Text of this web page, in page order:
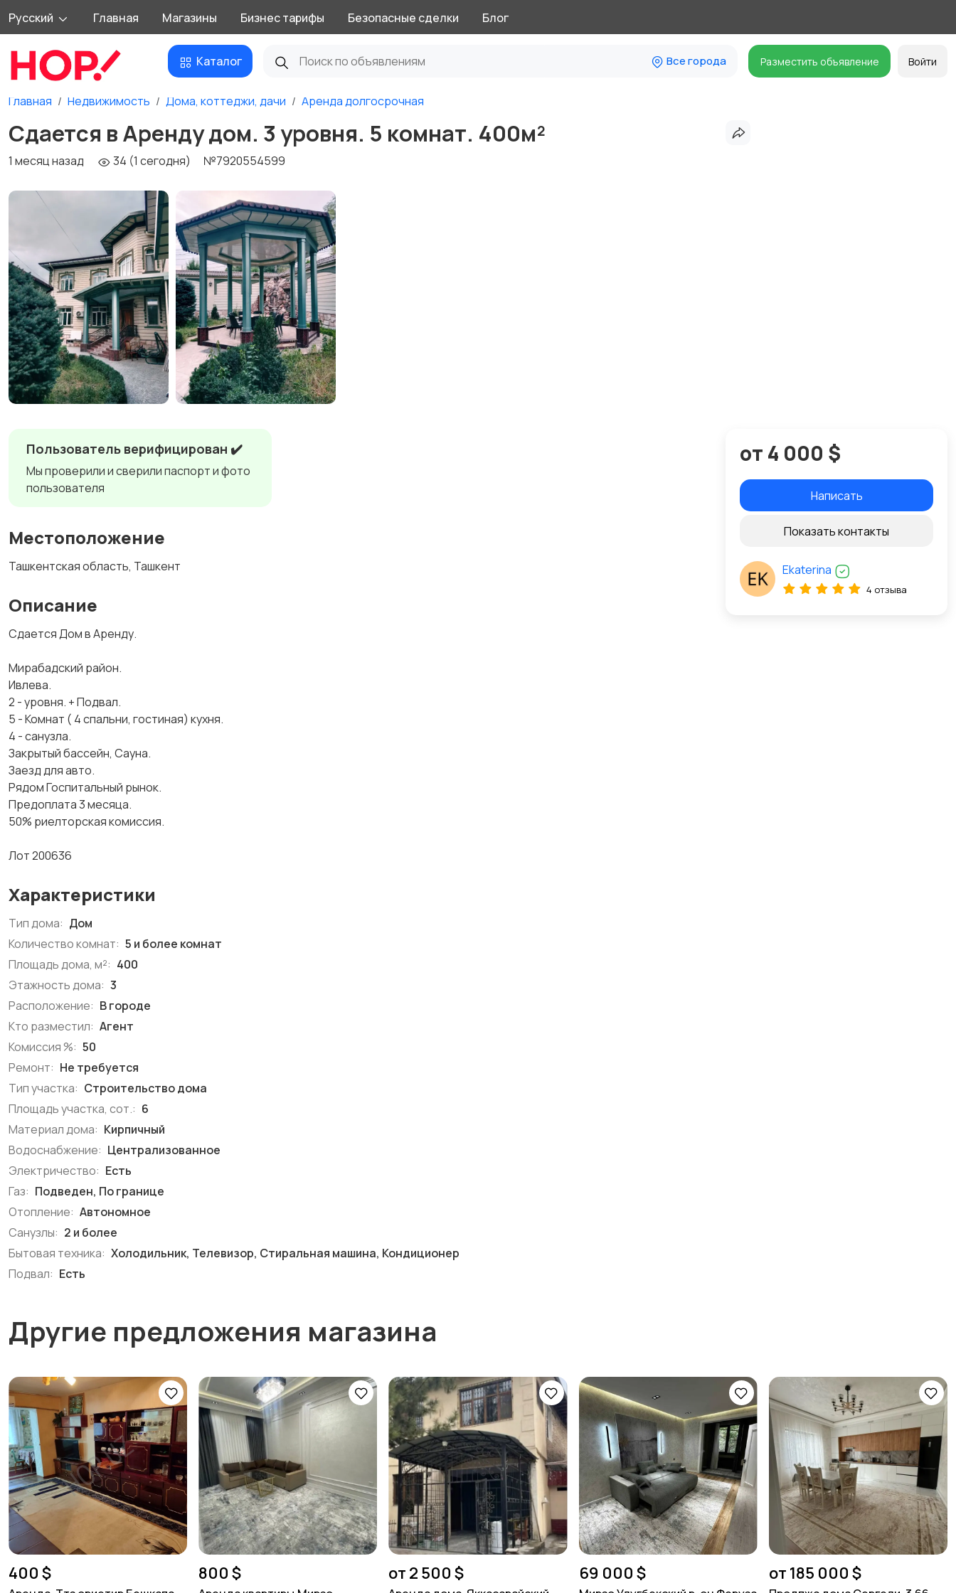
Русский Главная Магазины Бизнес тарифы Безопасные сделки Блог
Каталог Все города Разместить объявление Войти
Главная Недвижимость Дома, коттеджи, дачи Аренда долгосрочная
Сдается в Аренду дом. 3 уровня. 5 комнат. 400м²
1 месяц назад 34 (1 сегодня) №7920554599
Пользователь верифицирован ✔️
Мы проверили и сверили паспорт и фото
пользователя
Местоположение
Ташкентская область, Ташкент
Описание
Сдается Дом в Аренду.
Мирабадский район.
Ивлева.
2 - уровня. + Подвал.
5 - Комнат ( 4 спальни, гостиная) кухня.
4 - санузла.
Закрытый бассейн, Сауна.
Заезд для авто.
Рядом Госпитальный рынок.
Предоплата 3 месяца.
50% риелторская комиссия.
Лот 200636
Характеристики
Тип дома: Дом
Количество комнат: 5 и более комнат
Площадь дома, м²: 400
Этажность дома: 3
Расположение: В городе
Кто разместил: Агент
Комиссия %: 50
Ремонт: Не требуется
Тип участка: Строительство дома
Площадь участка, сот.: 6
Материал дома: Кирпичный
Водоснабжение: Централизованное
Электричество: Есть
Газ: Подведен, По границе
Отопление: Автономное
Санузлы: 2 и более
Бытовая техника: Холодильник, Телевизор, Стиральная машина, Кондиционер
Подвал: Есть
от 4 000 $
Написать
Показать контакты
Ekaterina
4 отзыва
Другие предложения магазина
400 $ 800 $ от 2 500 $ 69 000 $ от 185 000 $